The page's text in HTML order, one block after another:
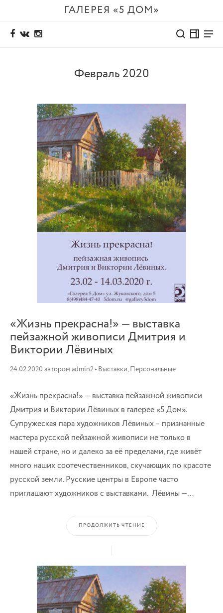
ГАЛЕРЕЯ «5 ДОМ»
Февраль 2020
«Жизнь прекрасна!» — выставка
пейзажной живописи Дмитрия и
Виктории Лёвиных
24.02.2020 автором admin2-Выставки,Персональные
«Жизнь прекрасна!» — выставка пейзажной живописи
Дмитрия и Виктории Лёвиных в галерее «5 Дом».
Супружеская пара художников Лёвиных – признанные
мастера русской пейзажной живописи не только в
нашей стране, но и далеко за её пределами, где живёт
много наших соотечественников, скучающих по красоте
русской земли. Русские центры в Европе часто
приглашают художников с выставками. Лёвины —…
ПРОДОЛЖИТЬ ЧТЕНИЕ